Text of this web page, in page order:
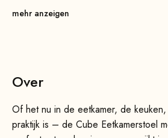
mehr anzeigen
Over
Of het nu in de eetkamer, de
praktijk is – de Cube Eetkamerstoel